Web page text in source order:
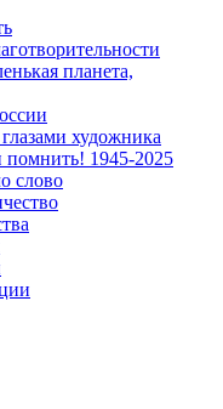
планета,
художника
помнить! 1945-2025
слово